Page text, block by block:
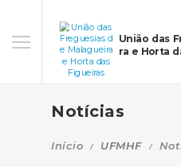
União das
ra e Horta
Notícias
Início UFMHF